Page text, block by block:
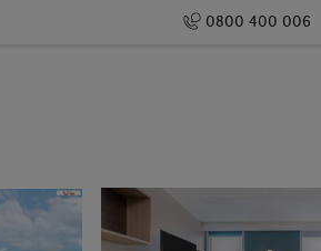
0800 400 006